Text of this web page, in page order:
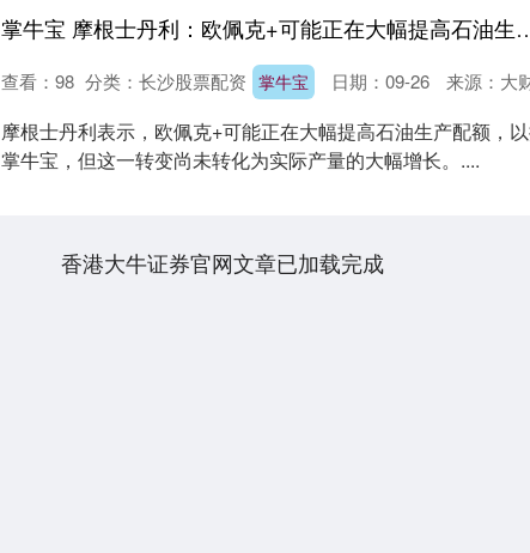
掌牛宝 摩根士丹利：欧
掌牛宝 日期：09-26 来源：大
查看： 98 分类： 长沙股票配资
摩根士丹利表示，欧佩克+可能正在大幅提高石油生产配额，
掌牛宝，但这一转变尚未转化为实际产量的大幅增长。....
香港大牛证券官网文章已加载完成